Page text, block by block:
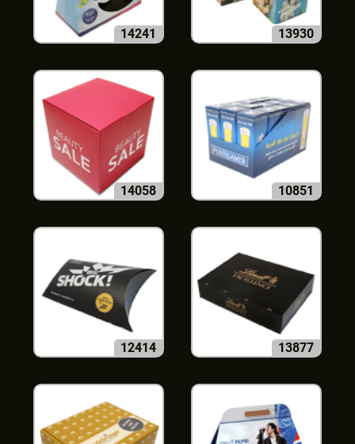
14241 13930
14058 10851
12414 13877